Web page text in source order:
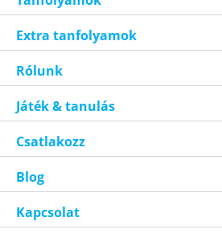
Extra tanfolyamok
Rólunk
Játék & tanulás
Csatlakozz
Blog
Kapcsolat